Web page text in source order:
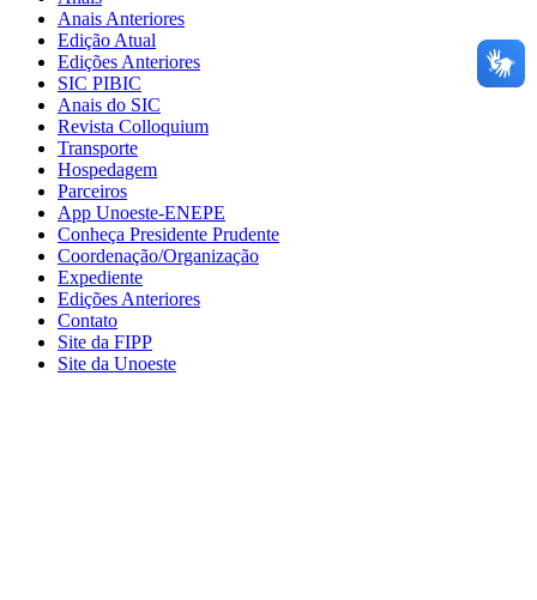
Anais Anteriores
Edição Atual
Edições Anteriores
SIC PIBIC
Anais do SIC
Revista Colloquium
Transporte
Hospedagem
Parceiros
App Unoeste-ENEPE
Conheça Presidente Prudente
Coordenação/Organização
Expediente
Edições Anteriores
Contato
Site da FIPP
Site da Unoeste